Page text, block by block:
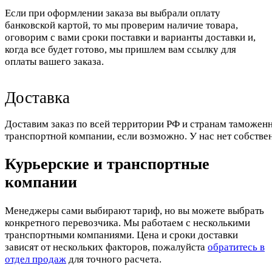
Если при оформлении заказа вы выбрали оплату
банковской картой, то мы проверим наличие товара,
оговорим с вами сроки поставки и варианты доставки и,
когда все будет готово, мы пришлем вам ссылку для
оплаты вашего заказа.
Доставка
Доставим заказ по всей территории РФ и странам
транспортной компании, если возможно. У нас нет
Курьерские и транспортные
компании
Менеджеры сами выбирают тариф, но вы можете выбрать
конкретного перевозчика. Мы работаем с несколькими
транспортными компаниями. Цена и сроки доставки
зависят от нескольких факторов, пожалуйста обратитесь в
отдел продаж для точного расчета.